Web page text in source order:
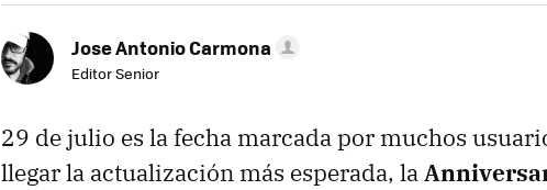
Jose Antonio Carmona
Editor Senior
29 de julio es la fecha marcada por muchos
llegar la actualización más esperada, la